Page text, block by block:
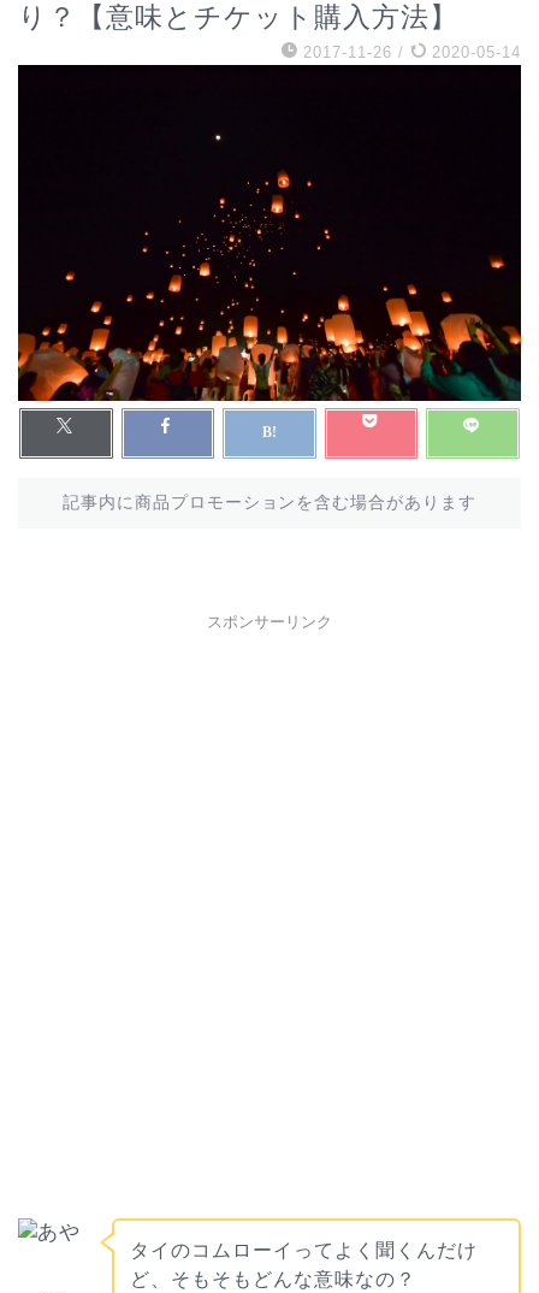
り？【意味とチケット購入方法】
2017-11-26 / 2020-05-14
記事内に商品プロモーションを含む場合があります
スポンサーリンク
タイのコムローイってよく聞くんだけ
ど、そもそもどんな意味なの？